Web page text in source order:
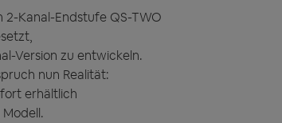
2-Kanal-Endstufe QS-TWO
Version zu entwickeln.
nun Realität:
erhältlich